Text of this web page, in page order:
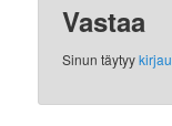
Vastaa
Sinun täytyy